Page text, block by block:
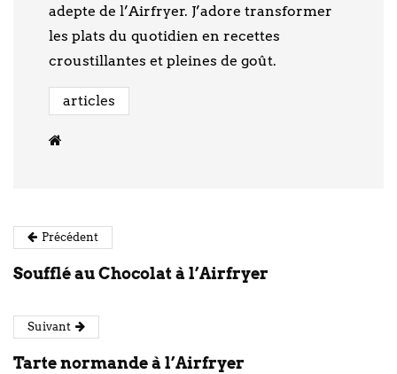
adepte de l’Airfryer. J’adore transformer
les plats du quotidien en recettes
croustillantes et pleines de goût.
articles
Précédent
Soufflé au Chocolat à l’Airfryer
Suivant
Tarte normande à l’Airfryer